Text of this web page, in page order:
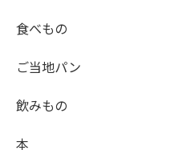
食べもの
ご当地パン
飲みもの
本